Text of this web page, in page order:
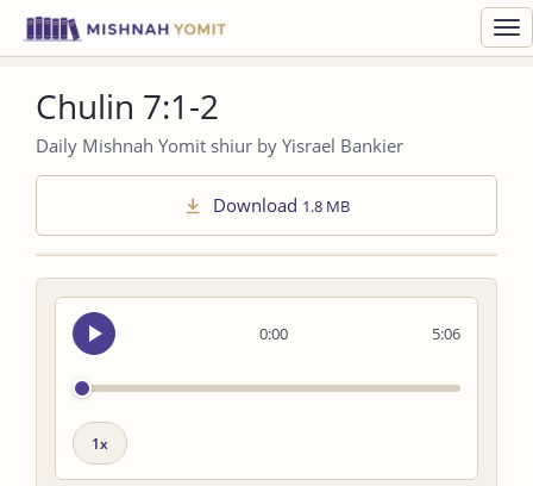
Chulin 7:1-2
Daily Mishnah Yomit shiur by Yisrael Bankier
Download 1.8 MB
0:00
Seek
audio
5:06
Playback